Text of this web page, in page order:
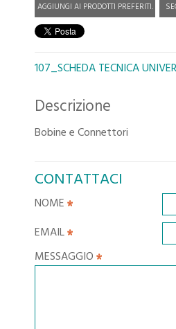
AGGIUNGI AI PRODOTTI PREFERITI.
107_SCHEDA TECNICA
Descrizione
Bobine e Connettori
CONTATTACI
NOME
EMAIL
MESSAGGIO